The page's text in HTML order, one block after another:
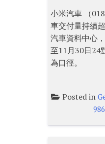
小米汽車 （
車交付量持續
汽車資料中心
至11月30日24
為口徑。
Posted in